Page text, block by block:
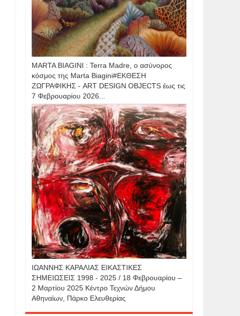
MARTA BIAGINI : Terra Madre, ο ασύνορος
κόσμος της Marta Biagini#ΕΚΘΕΣΗ
ΖΩΓΡΑΦΙΚΗΣ - ART DESIGN OBJECTS έως τις
7 Φεβρουαρίου 2026...
IΩΑΝΝΗΣ KAΡΑΛΙΑΣ ΕΙΚΑΣΤΙΚΕΣ
ΣΗΜΕΙΩΣΕΙΣ 1998 - 2025 / 18 Φεβρουαρίου –
2 Μαρτίου 2025 Κέντρο Τεχνών Δήμου
Αθηναίων, Πάρκο Ελευθερίας